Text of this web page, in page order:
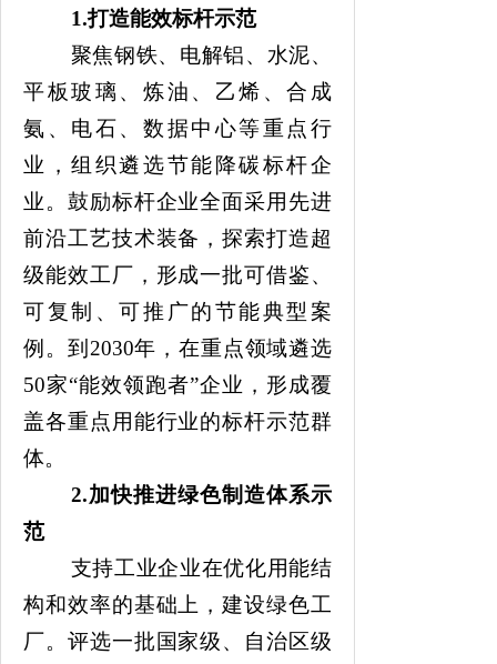
1.打造能效标杆示范
聚焦钢铁、电解铝、水泥、
平板玻璃、炼油、乙烯、合成
氨、电石、数据中心等重点行
业，组织遴选节能降碳标杆企
业。鼓励标杆企业全面采用先进
前沿工艺技术装备，探索打造超
级能效工厂，形成一批可借鉴、
可复制、可推广的节能典型案
例。到 2030年，在重点领域遴选
50家“能效领跑者”企业，形成覆
盖各重点用能行业的标杆示范群
体。
2.加快推进绿色制造体系示
范
支持工业企业在优化用能结
构和效率的基础上，建设绿色工
厂。评选一批国家级、自治区级